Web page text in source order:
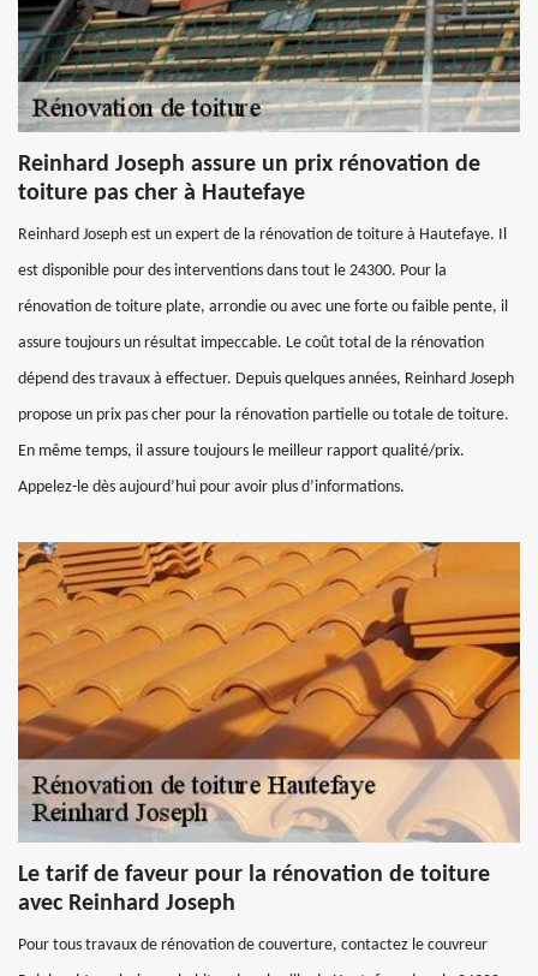
Reinhard Joseph assure un prix rénovation de
toiture pas cher à Hautefaye
Reinhard Joseph est un expert de la rénovation de toiture à Hautefaye. Il
est disponible pour des interventions dans tout le 24300. Pour la
rénovation de toiture plate, arrondie ou avec une forte ou faible pente, il
assure toujours un résultat impeccable. Le coût total de la rénovation
dépend des travaux à effectuer. Depuis quelques années, Reinhard Joseph
propose un prix pas cher pour la rénovation partielle ou totale de toiture.
En même temps, il assure toujours le meilleur rapport qualité/prix.
Appelez-le dès aujourd’hui pour avoir plus d’informations.
Le tarif de faveur pour la rénovation de toiture
avec Reinhard Joseph
Pour tous travaux de rénovation de couverture, contactez le couvreur